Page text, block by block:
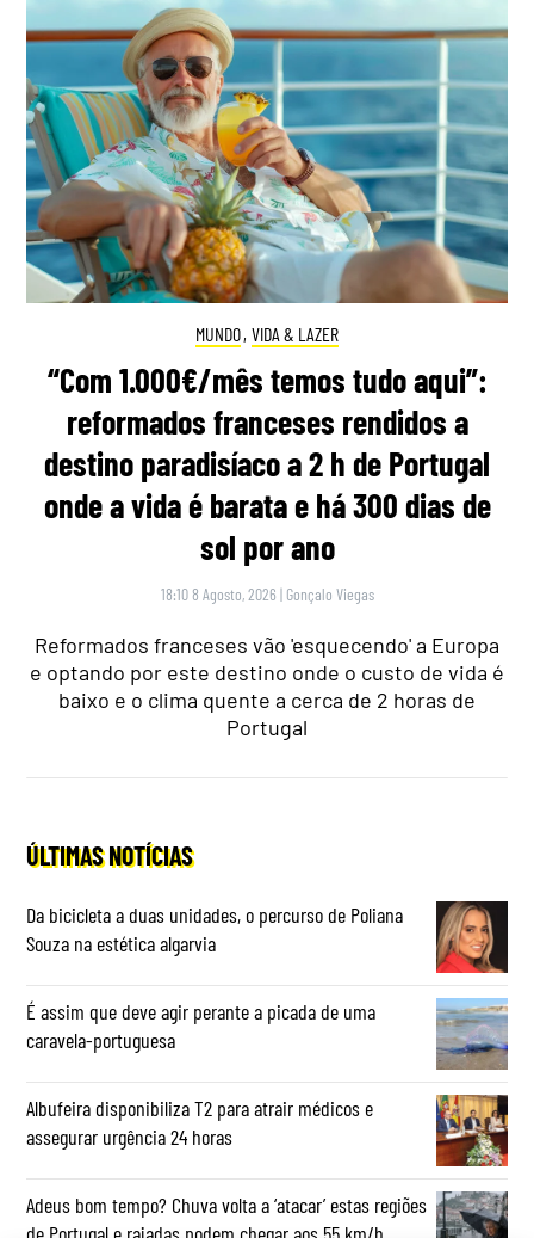
MUNDO, VIDA & LAZER
“Com 1.000€/mês temos tudo aqui”:
reformados franceses rendidos a
destino paradisíaco a 2 h de Portugal
onde a vida é barata e há 300 dias de
sol por ano
18:10 8 Agosto, 2026 | Gonçalo Viegas
Reformados franceses vão 'esquecendo' a Europa
e optando por este destino onde o custo de vida é
baixo e o clima quente a cerca de 2 horas de
Portugal
ÚLTIMAS NOTÍCIAS
Da bicicleta a duas unidades, o percurso de Poliana
Souza na estética algarvia
É assim que deve agir perante a picada de uma
caravela-portuguesa
Albufeira disponibiliza T2 para atrair médicos e
assegurar urgência 24 horas
Adeus bom tempo? Chuva volta a ‘atacar’ estas regiões